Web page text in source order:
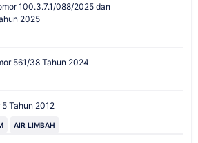
100.3.7.1/088/2025 dan
2025
561/38 Tahun 2024
Tahun 2012
AIR LIMBAH